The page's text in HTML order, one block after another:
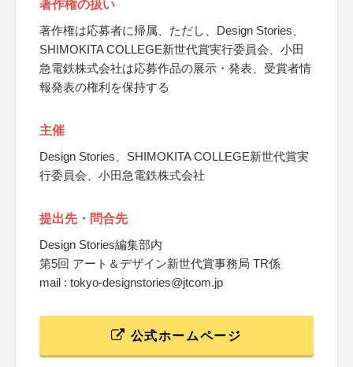
著作権の扱い
著作権は応募者に帰属、ただし、Design Stories、
SHIMOKITA COLLEGE新世代賞実行委員会、小田
急電鉄株式会社は応募作品の展示・発表、受賞者情
報発表の権利を保持する
主催
Design Stories、SHIMOKITA COLLEGE新世代賞実
行委員会、小田急電鉄株式会社
提出先・問合先
Design Stories編集部内
第5回 アート＆デザイン新世代賞事務局 TR係
mail : tokyo-designstories@jtcom.jp
公式ホームページ